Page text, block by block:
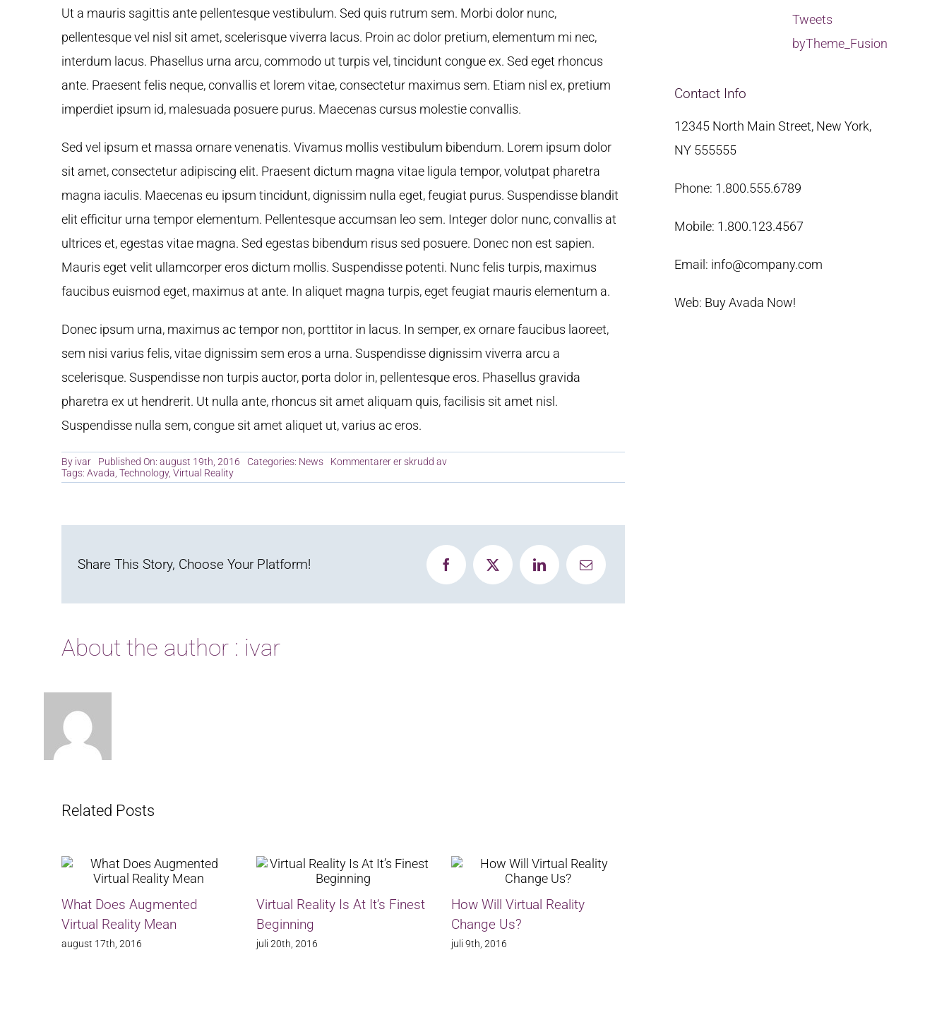
Ut a mauris sagittis ante pellentesque vestibulum. Sed quis rutrum sem. Morbi dolor nunc,
pellentesque vel nisl sit amet, scelerisque viverra lacus. Proin ac dolor pretium, elementum mi nec,
interdum lacus. Phasellus urna arcu, commodo ut turpis vel, tincidunt congue ex. Sed eget rhoncus
ante. Praesent felis neque, convallis et lorem vitae, consectetur maximus sem. Etiam nisl ex, pretium
imperdiet ipsum id, malesuada posuere purus. Maecenas cursus molestie convallis.
Sed vel ipsum et massa ornare venenatis. Vivamus mollis vestibulum bibendum. Lorem ipsum dolor
sit amet, consectetur adipiscing elit. Praesent dictum magna vitae ligula tempor, volutpat pharetra
magna iaculis. Maecenas eu ipsum tincidunt, dignissim nulla eget, feugiat purus. Suspendisse blandit
elit efficitur urna tempor elementum. Pellentesque accumsan leo sem. Integer dolor nunc, convallis at
ultrices et, egestas vitae magna. Sed egestas bibendum risus sed posuere. Donec non est sapien.
Mauris eget velit ullamcorper eros dictum mollis. Suspendisse potenti. Nunc felis turpis, maximus
faucibus euismod eget, maximus at ante. In aliquet magna turpis, eget feugiat mauris elementum a.
Donec ipsum urna, maximus ac tempor non, porttitor in lacus. In semper, ex ornare faucibus laoreet,
sem nisi varius felis, vitae dignissim sem eros a urna. Suspendisse dignissim viverra arcu a
scelerisque. Suspendisse non turpis auctor, porta dolor in, pellentesque eros. Phasellus gravida
pharetra ex ut hendrerit. Ut nulla ante, rhoncus sit amet aliquam quis, facilisis sit amet nisl.
Suspendisse nulla sem, congue sit amet aliquet ut, varius ac eros.
By ivar Published On: august 19th, 2016 Categories: News Kommentarer er skrudd avfor
Reality
In
News
Tags: Avada, Technology, Virtual Reality
Share This Story, Choose Your Platform!
About the author : ivar
Related Posts
What Does Augmented
Virtual Reality Mean
august 17th, 2016
Virtual Reality Is At It’s Finest
Beginning
juli 20th, 2016
How Will Virtual Reality
Change Us?
juli 9th, 2016
Tweets
byTheme_Fusion
Contact Info
12345 North Main Street, New York,
NY 555555
Phone: 1.800.555.6789
Mobile: 1.800.123.4567
Email: info@company.com
Web: Buy Avada Now!